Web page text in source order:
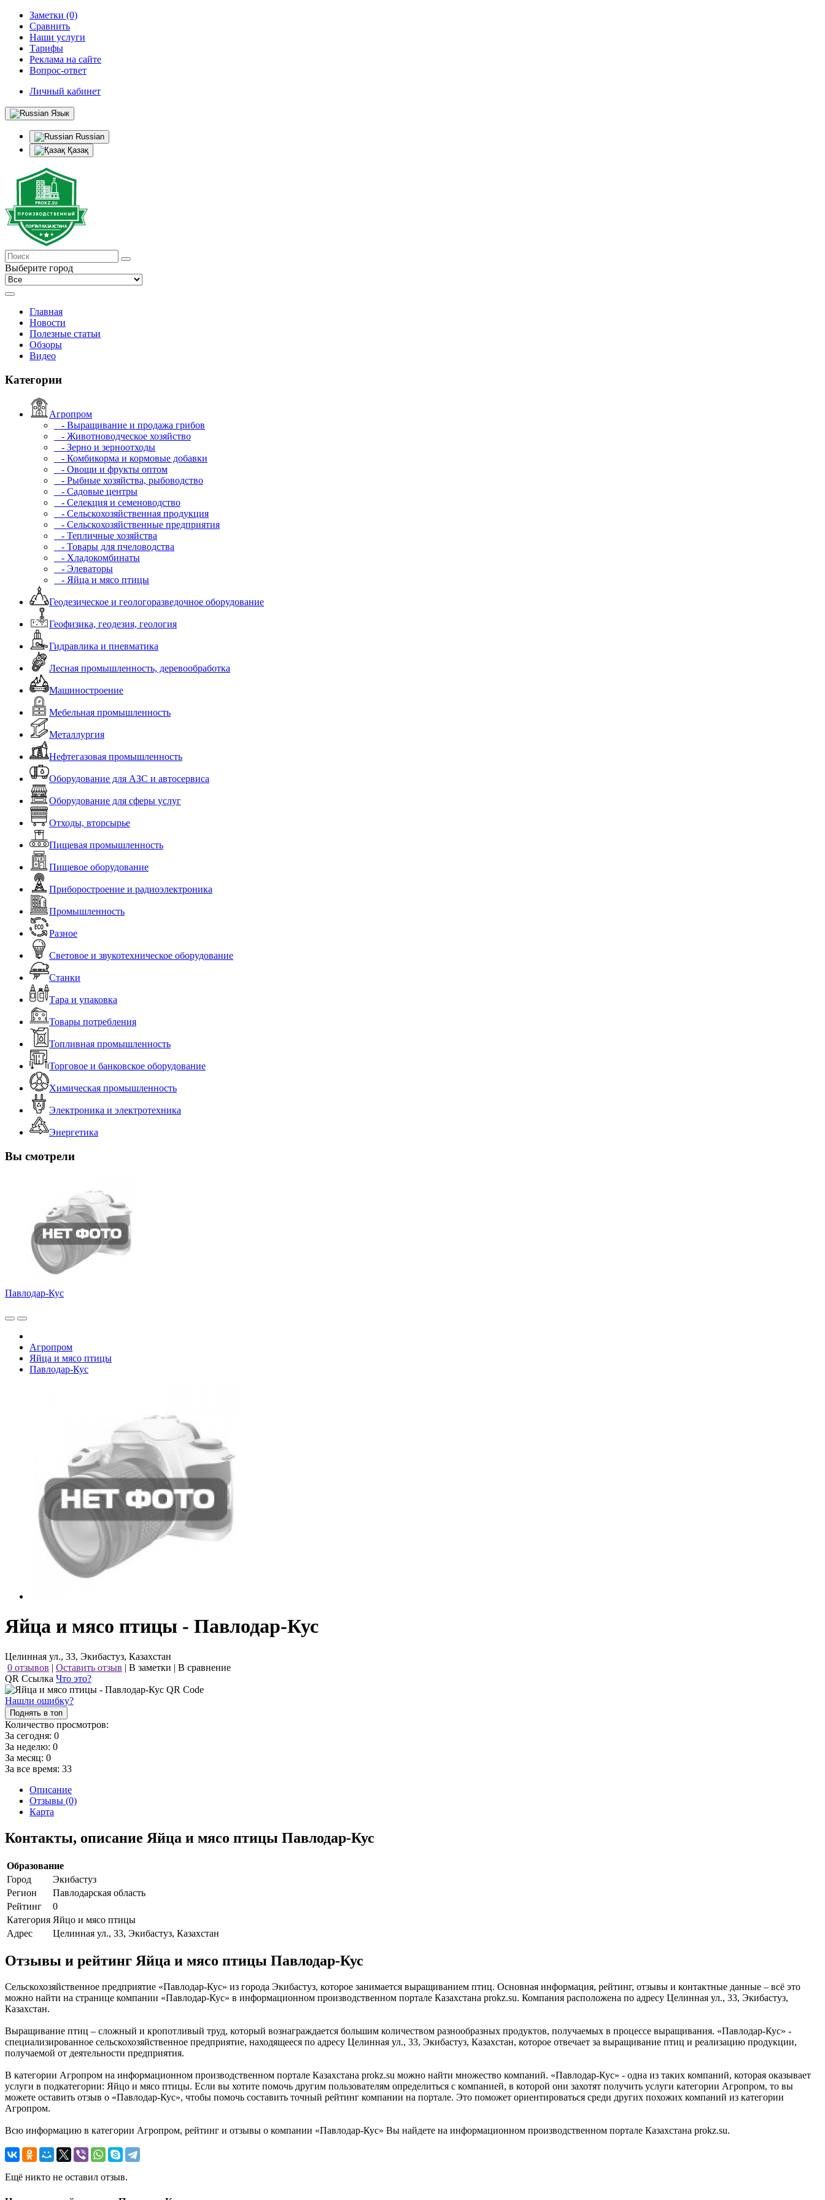
Заметки (0)
Сравнить
Наши услуги
Тарифы
Реклама на сайте
Вопрос-ответ
Личный кабинет
Язык
Russian
Қазақ
Выберите город
Главная
Новости
Полезные статьи
Обзоры
Видео
Категории
Агропром
- Выращивание и продажа грибов
- Животноводческое хозяйство
- Зерно и зерноотходы
- Комбикорма и кормовые добавки
- Овощи и фрукты оптом
- Рыбные хозяйства, рыбоводство
- Садовые центры
- Селекция и семеноводство
- Сельскохозяйственная продукция
- Сельскохозяйственные предприятия
- Тепличные хозяйства
- Товары для пчеловодства
- Хладокомбинаты
- Элеваторы
- Яйца и мясо птицы
Геодезическое и геологоразведочное оборудование
Геофизика, геодезия, геология
Гидравлика и пневматика
Лесная промышленность, деревообработка
Машиностроение
Мебельная промышленность
Металлургия
Нефтегазовая промышленность
Оборудование для АЗС и автосервиса
Оборудование для сферы услуг
Отходы, вторсырье
Пищевая промышленность
Пищевое оборудование
Приборостроение и радиоэлектроника
Промышленность
Разное
Световое и звукотехническое оборудование
Станки
Тара и упаковка
Товары потребления
Топливная промышленность
Торговое и банковское оборудование
Химическая промышленность
Электроника и электротехника
Энергетика
Вы смотрели
Павлодар-Кус
Агропром
Яйца и мясо птицы
Павлодар-Кус
Яйца и мясо птицы - Павлодар-Кус
Целинная ул., 33, Экибастуз, Казахстан
0 отзывов | Оставить отзыв | В заметки | В сравнение
QR Ссылка Что это?
Нашли ошибку?
Поднять в топ
Количество просмотров:
За сегодня: 0
За неделю: 0
За месяц: 0
За все время: 33
Описание
Отзывы (0)
Карта
Контакты, описание Яйца и мясо птицы Павлодар-Кус
Образование
Город
Экибастуз
Регион
Павлодарская область
Рейтинг
0
Категория Яйцо и мясо птицы
Адрес
Целинная ул., 33, Экибастуз, Казахстан
Отзывы и рейтинг Яйца и мясо птицы Павлодар-Кус
Сельскохозяйственное предприятие «Павлодар-Кус» из города Экибастуз, которое занимается выращиванием птиц. Основная информация, рейтинг, отзывы и контактные данные – всё это
можно найти на странице компании «Павлодар-Кус» в информационном производственном портале Казахстана prokz.su. Компания расположена по адресу Целинная ул., 33, Экибастуз,
Казахстан.
Выращивание птиц – сложный и кропотливый труд, который вознаграждается большим количеством разнообразных продуктов, получаемых в процессе выращивания. «Павлодар-Кус» -
специализированное сельскохозяйственное предприятие, находящееся по адресу Целинная ул., 33, Экибастуз, Казахстан, которое отвечает за выращивание птиц и реализацию продукции,
получаемой от деятельности предприятия.
В категории Агропром на информационном производственном портале Казахстана prokz.su можно найти множество компаний. «Павлодар-Кус» - одна из таких компаний, которая оказывает
услуги в подкатегории: Яйцо и мясо птицы. Если вы хотите помочь другим пользователям определиться с компанией, в которой они захотят получить услуги категории Агропром, то вы
можете оставить отзыв о «Павлодар-Кус», чтобы помочь составить точный рейтинг компании на портале. Это поможет ориентироваться среди других похожих компаний из категории
Агропром.
Всю информацию в категории Агропром, рейтинг и отзывы о компании «Павлодар-Кус» Вы найдете на информационном производственном портале Казахстана prokz.su.
Ещё никто не оставил отзыв.